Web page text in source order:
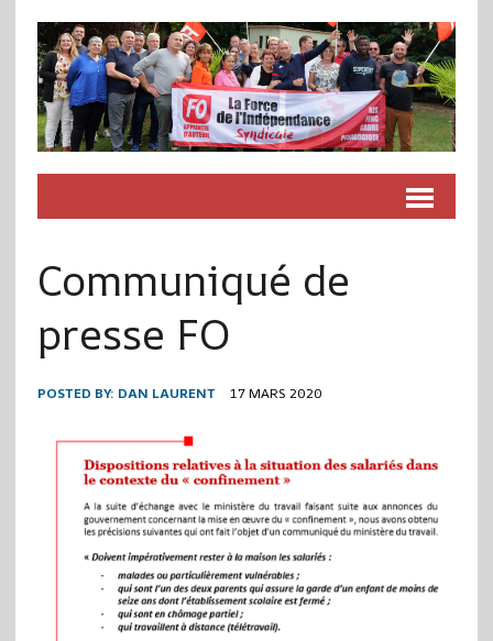
Communiqué de
presse FO
POSTED BY: DAN LAURENT 17 MARS 2020